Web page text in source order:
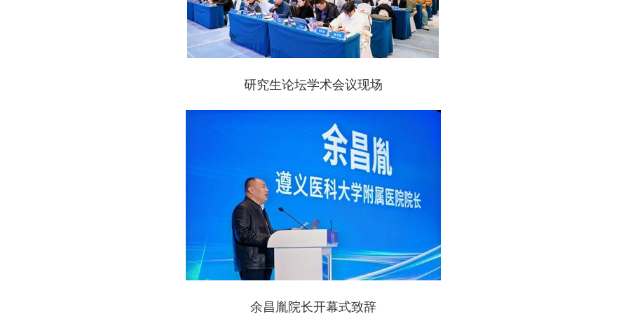
研究生论坛学术会议现场
余昌胤院长开幕式致辞